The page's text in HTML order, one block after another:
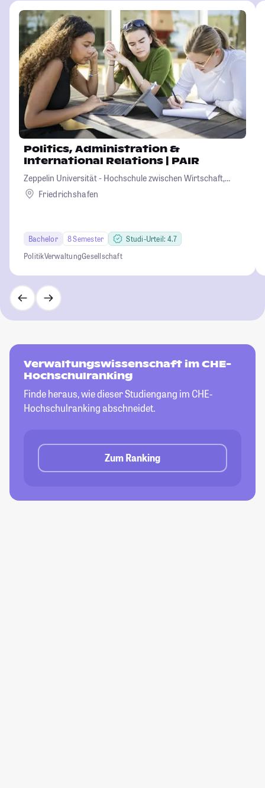
Politics, Administration &
International Relations | PAIR
Zeppelin Universität - Hochschule zwischen Wirtschaft,
Kultur und Politik
Friedrichshafen
Bachelor 8 Semester
Studi-Urteil: 4.7
PolitikVerwaltungGesellschaft
Verwaltungswissenschaft im CHE-
Hochschulranking
Finde heraus, wie dieser Studiengang im CHE-
Hochschulranking abschneidet.
Zum Ranking